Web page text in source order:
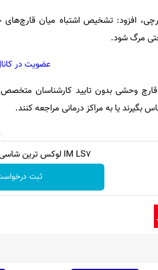
افزود: تشخیص اشتباه میان قارچ‌های
مرگ شود.
عضویت در
وحشی بدون تایید کارشناسان
IM LS7 لوکس ترین شاسی بلند برقی ایران
ثبت